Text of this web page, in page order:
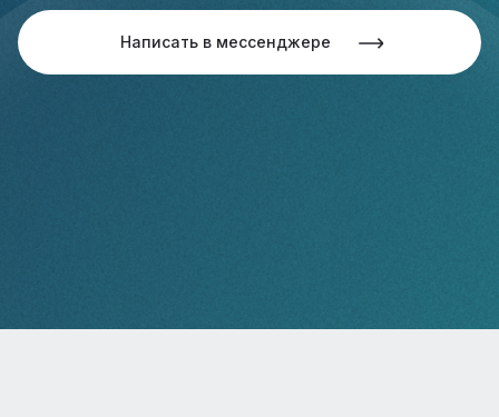
Написать в мессенджере